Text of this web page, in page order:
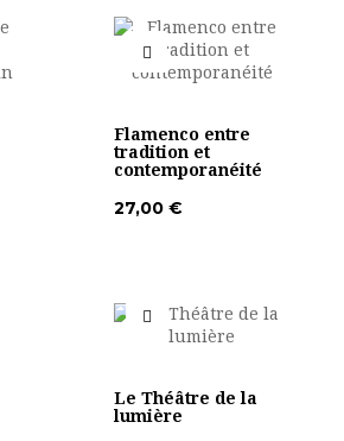
Flamenco entre
tradition et
contemporanéité
27,00 €
Le Théâtre de la
lumière